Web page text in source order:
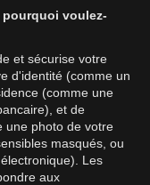
voulez-
et sécurise votre
d'identité (comme un
(comme une
et de
une photo de votre
masqués, ou
Les
aux